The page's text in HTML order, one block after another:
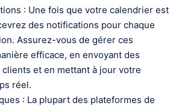
: Une fois que votre calendrier est
des notifications pour chaque
Assurez-vous de gérer ces
efficace, en envoyant des
et en mettant à jour votre
réel.
: La plupart des plateformes de